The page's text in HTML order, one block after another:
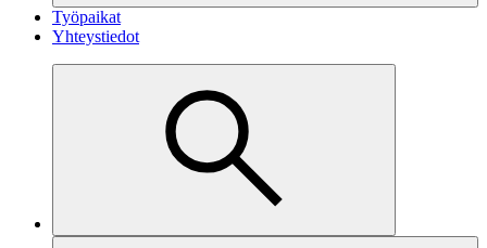
Työpaikat
Yhteystiedot